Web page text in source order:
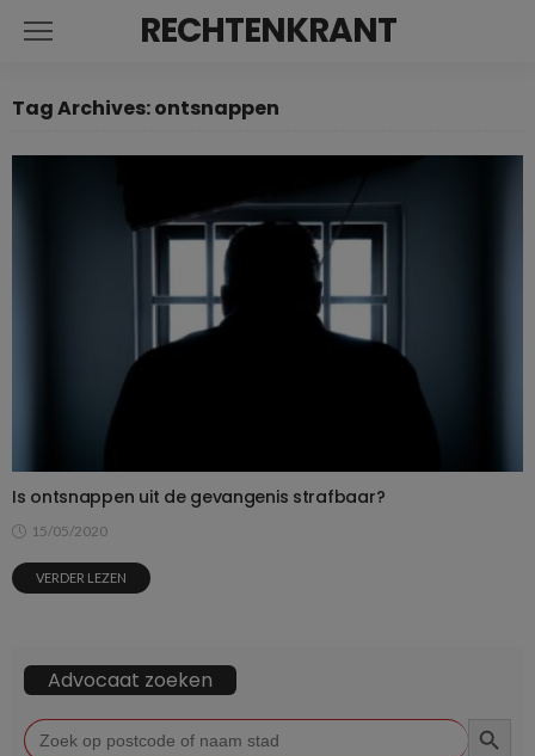
RECHTENKRANT
Tag Archives: ontsnappen
Is ontsnappen uit de gevangenis strafbaar?
15/05/2020
VERDER LEZEN
Advocaat zoeken
Zoek
naar: